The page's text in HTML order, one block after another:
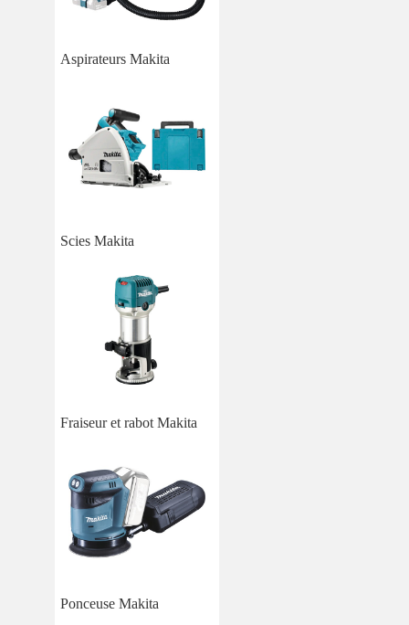
Aspirateurs Makita
Scies Makita
Fraiseur et rabot Makita
Ponceuse Makita